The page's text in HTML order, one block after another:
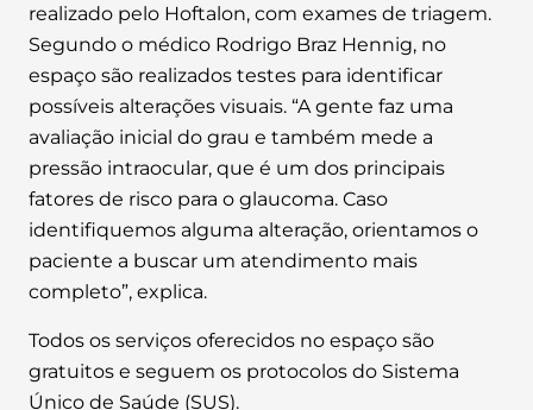
realizado pelo Hoftalon, com exames de triagem.
Segundo o médico Rodrigo Braz Hennig, no
espaço são realizados testes para identificar
possíveis alterações visuais. “A gente faz uma
avaliação inicial do grau e também mede a
pressão intraocular, que é um dos principais
fatores de risco para o glaucoma. Caso
identifiquemos alguma alteração, orientamos o
paciente a buscar um atendimento mais
completo”, explica.
Todos os serviços oferecidos no espaço são
gratuitos e seguem os protocolos do Sistema
Único de Saúde (SUS).